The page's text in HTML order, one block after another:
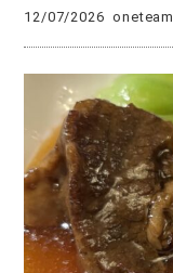
12/07/2026 oneteam